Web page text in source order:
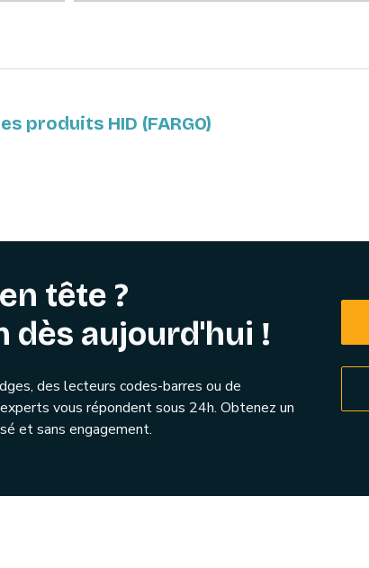
produits HID (FARGO)
tête ?
dès aujourd'hui !
des lecteurs codes-barres ou de
vous répondent sous 24h. Obtenez un
et sans engagement.